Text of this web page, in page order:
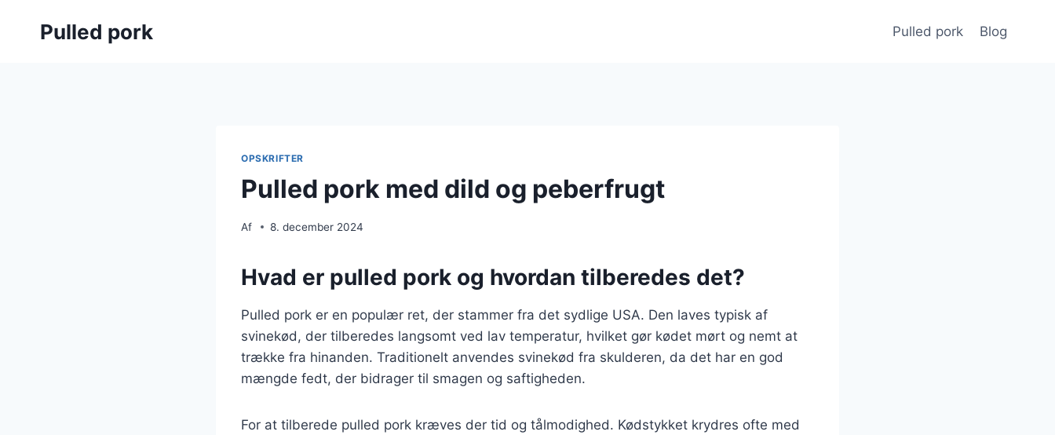
Pulled pork Pulled pork Blog
OPSKRIFTER
Pulled pork med dild og peberfrugt
Af 8. december 2024
Hvad er pulled pork og hvordan tilberedes det?
Pulled pork er en populær ret, der stammer fra det sydlige USA. Den laves typisk af
svinekød, der tilberedes langsomt ved lav temperatur, hvilket gør kødet mørt og nemt at
trække fra hinanden. Traditionelt anvendes svinekød fra skulderen, da det har en god
mængde fedt, der bidrager til smagen og saftigheden.
For at tilberede pulled pork kræves der tid og tålmodighed. Kødstykket krydres ofte med